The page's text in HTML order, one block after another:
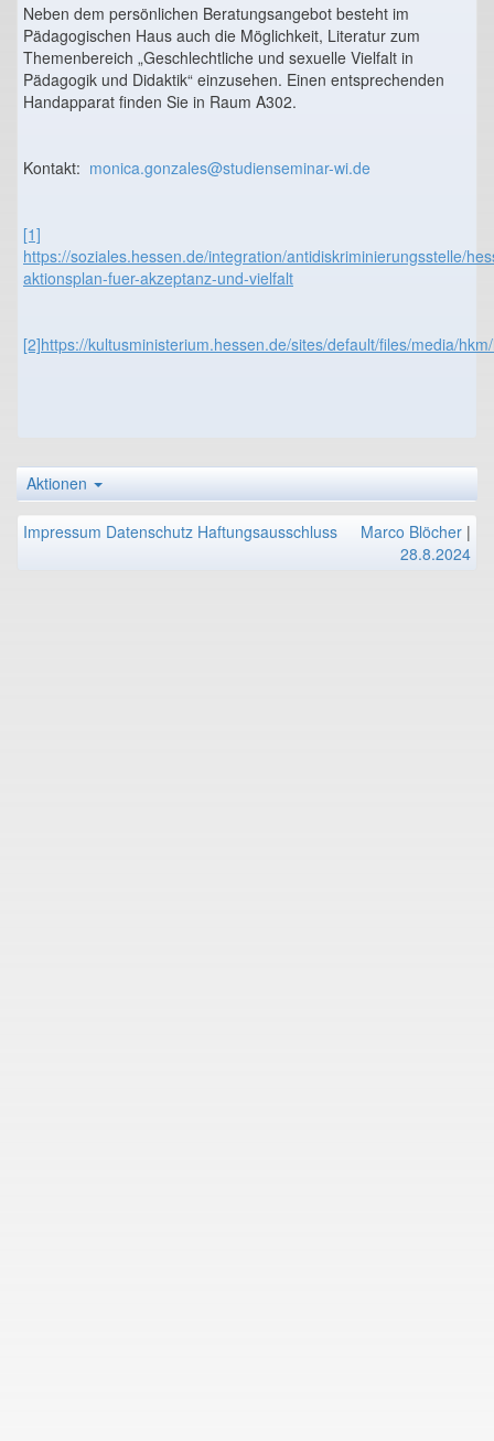
Neben dem persönlichen Beratungsangebot besteht im
Pädagogischen Haus auch die Möglichkeit, Literatur zum
Themenbereich „Geschlechtliche und sexuelle Vielfalt in
Pädagogik und Didaktik“ einzusehen. Einen entsprechenden
Handapparat finden Sie in Raum A302.
Kontakt: monica.gonzales@studienseminar-wi.de
[1]
https://soziales.hessen.de/integration/antidiskriminierungsstelle/
aktionsplan-fuer-akzeptanz-und-vielfalt
[2]https://kultusministerium.hessen.de/sites/default/files/media/
Aktionen
Impressum Datenschutz Haftungsausschluss Marco Blöcher |
28.8.2024